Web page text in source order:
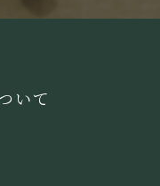
いて